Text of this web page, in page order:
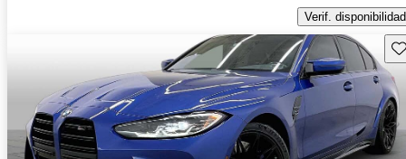
Verif. disponibilidad